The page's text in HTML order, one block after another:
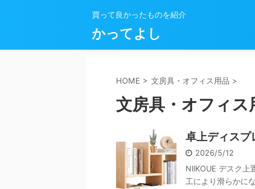
買って良かったものを紹介
かってよし
HOME > 文房具・オフィス用品 >
文房具・オフィス
卓上ディスプ
2026/5/12
NIIKOUE デスク上
工により滑らかに